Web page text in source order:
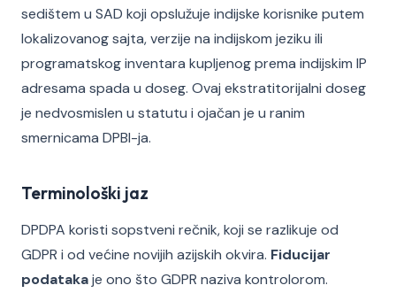
sedištem u SAD koji opslužuje indijske korisnike putem
lokalizovanog sajta, verzije na indijskom jeziku ili
programatskog inventara kupljenog prema indijskim IP
adresama spada u doseg. Ovaj ekstratitorijalni doseg
je nedvosmislen u statutu i ojačan je u ranim
smernicama DPBI-ja.
Terminološki jaz
DPDPA koristi sopstveni rečnik, koji se razlikuje od
GDPR i od većine novijih azijskih okvira. Fiducijar
podatakaje ono što GDPR naziva kontrolorom.